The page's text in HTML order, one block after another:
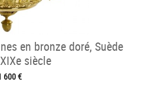
en bronze doré, Suède
siècle
600 €